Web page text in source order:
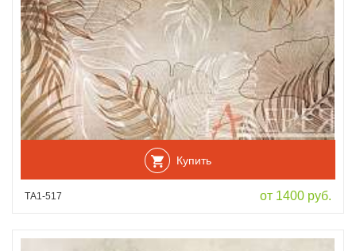
Купить
ТА1-517 от 1400 руб.